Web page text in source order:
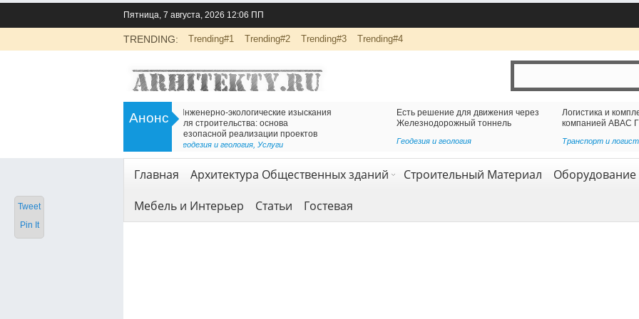
Пятница, 7 августа, 2026 12:06 ПП
TRENDING: Trending#1 Trending#2 Trending#3 Trending#4
Анонс
Инженерно-экологические изыскания
Есть решение для движения через
Железнодорожный тоннель
Геодезия и геология
Логистика и комплексная перевозка грузов с
компанией АВАС ГРУПП
Транспорт и логистика
Главная Архитектура Общественных зданий Строительный Материал
Оборудование
Мебель и Интерьер
Статьи Гостевая
Tweet
Pin It